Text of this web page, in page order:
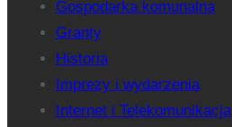
Gospodarka komunalna
Granty
Historia
Imprezy i wydarzenia
Internet i Telekomunikacja